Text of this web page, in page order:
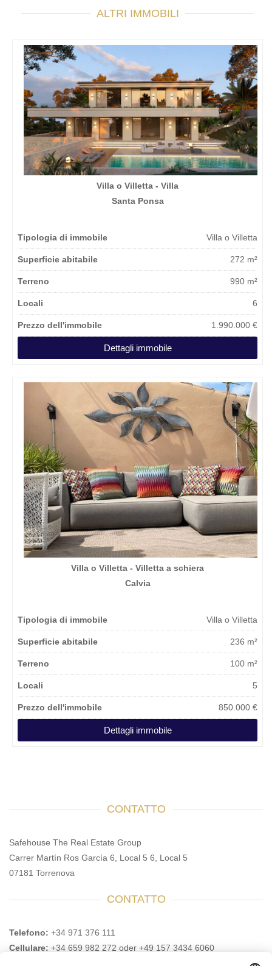
ALTRI IMMOBILI
Villa o Villetta - Villa
Santa Ponsa
Tipologia di immobile Villa o Villetta
Superficie abitabile 272 m²
Terreno 990 m²
Locali 6
Prezzo dell'immobile 1.990.000 €
Dettagli immobile
Villa o Villetta - Villetta a schiera
Calvia
Tipologia di immobile Villa o Villetta
Superficie abitabile 236 m²
Terreno 100 m²
Locali 5
Prezzo dell'immobile 850.000 €
Dettagli immobile
CONTATTO
Safehouse The Real Estate Group
Carrer Martín Ros García 6, Local 5 6, Local 5
07181 Torrenova
CONTATTO
Telefono: +34 971 376 111
Cellulare: +34 659 982 272 oder +49 157 3434 6060